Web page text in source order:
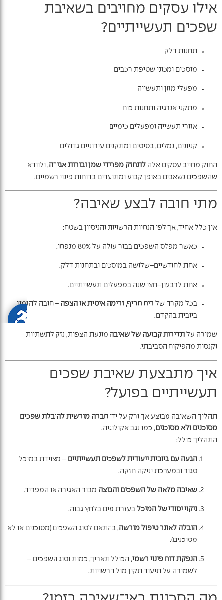
אילו עסקים מחויבים בשאיבת
שפכים תעשייתיים?
תחנות דלק
מוסכים ומכוני שטיפת רכבים
מפעלי מזון ותעשייה
מתקני אנרגיה ותחנות כוח
אזורי תעשייה ומפעלים כימיים
קניונים, נמלים, בסיסים ומתקנים עירוניים גדולים
החוק מחייב עסקים אלה לתחזק מפרידי שמן ובורות אגירה, ולוודא
שהשפכים נשאבים באופן קבוע ומתועדים בדוחות פינוי רשמיים.
מתי חובה לבצע שאיבה?
אין כלל אחיד, אך לפי הנחיות הרשויות והניסיון בשטח:
כאשר מפלס השפכים בבור עולה על 80% מנפחו.
אחת לחודשיים–שלושה במוסכים ובתחנות דלק.
אחת לרבעון–חצי שנה במפעלים תעשייתיים.
בכל מקרה של ריח חריף, זרימה איטית או הצפה – חובה להזמין
ביובית בהקדם.
שמירה על תדירות קבועה של שאיבה מונעת הצפות, נזק לתשתיות
וקנסות מהפיקוח הסביבתי.
איך מתבצעת שאיבת שפכים
תעשייתיים בפועל?
תהליך השאיבה מבוצע אך ורק על ידי חברה מורשית להובלת שפכים
מסוכנים ולא מסוכנים , כמו נגב אקולוגיה.
התהליך כולל:
הגעה עם ביובית ייעודית לשפכים תעשייתיים – מצוידת במיכל
סגור ובמערכת יניקה חזקה.
שאיבה מלאה של השפכים והבוצה מבור האגירה או המפריד.
ניקוי יסודי של המיכל בעזרת מים בלחץ גבוה.
הובלה לאתר טיפול מורשה, בהתאם לסוג השפכים (מסוכנים או לא
מסוכנים).
הנפקת דוח פינוי רשמי, הכולל תאריך, כמות וסוג השפכים –
לשמירה על תיעוד תקין מול הרשויות.